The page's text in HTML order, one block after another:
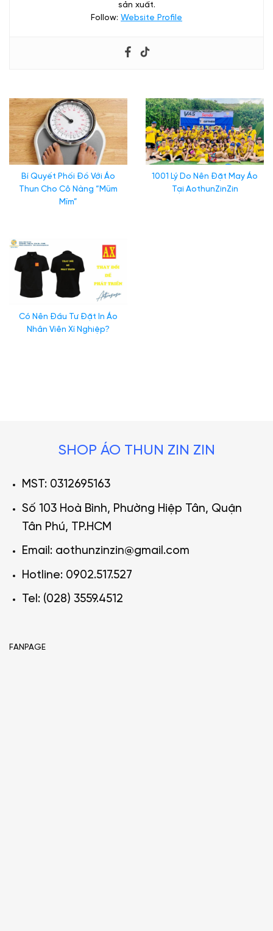
sản xuất.
Follow: Website Profile
Bí Quyết Phối Đồ Với Áo
Thun Cho Cô Nàng “Mũm
Mĩm”
1001 Lý Do Nên Đặt May Áo
Tại AothunZinZin
Có Nên Đầu Tư Đặt In Áo
Nhân Viên Xí Nghiệp?
SHOP ÁO THUN ZIN ZIN
MST: 0312695163
Số 103 Hoà Bình, Phường Hiệp Tân, Quận
Tân Phú, TP.HCM
Email: aothunzinzin@gmail.com
Hotline: 0902.517.527
Tel: (028) 3559.4512
FANPAGE